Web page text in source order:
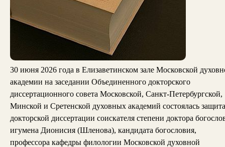
30 июня 2026 года в Елизаветинском зале Московской
академии на заседании Объединенного докторского
диссертационного совета Московской, Санкт-Петербургской,
Минской и Сретенской духовных академий состоялась защита
докторской диссертации соискателя степени доктора
игумена Дионисия (Шленова), кандидата богословия,
профессора кафедры филологии Московской духовной